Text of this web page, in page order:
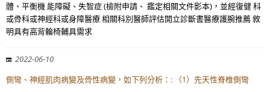
體、平衡機 能障礙、失智症 (檢附申請、 鑑定相關文件影本)，並經復健 科
或骨科或神經科或身障醫療 相關科別醫師評估開立診斷書醫療護腕推薦 敘
明具有高背輪椅輔具需求
2022-06-10
側彎、神經肌肉病變及骨性病變，如下列分析：: （1）先天性脊椎側彎